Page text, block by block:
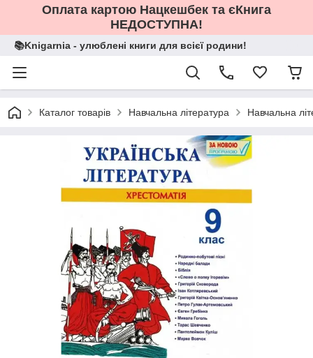
Оплата картою Нацкешбек та єКнига
НЕДОСТУПНА!
📚Knigarnia - улюблені книги для всієї родини!
Каталог товарів Навчальна література Навчальна